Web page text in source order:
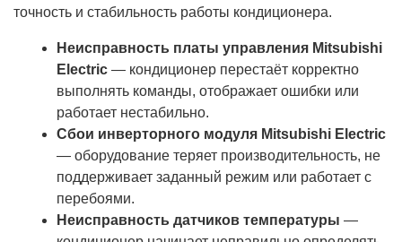
точность и стабильность работы кондиционера.
Неисправность платы управления Mitsubishi
Electric — кондиционер перестаёт корректно
выполнять команды, отображает ошибки или
работает нестабильно.
Сбои инверторного модуля Mitsubishi Electric
— оборудование теряет производительность, не
поддерживает заданный режим или работает с
перебоями.
Неисправность датчиков температуры —